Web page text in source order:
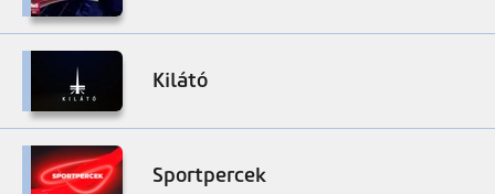
Kilátó
Sportpercek